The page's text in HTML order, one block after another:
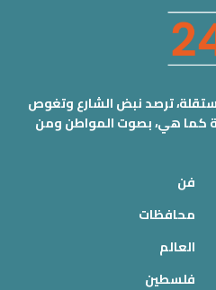
ترصد نبض الشارع وتغوص
كما هي، بصوت المواطن ومن
فن
محافظات
العالم
فلسطين